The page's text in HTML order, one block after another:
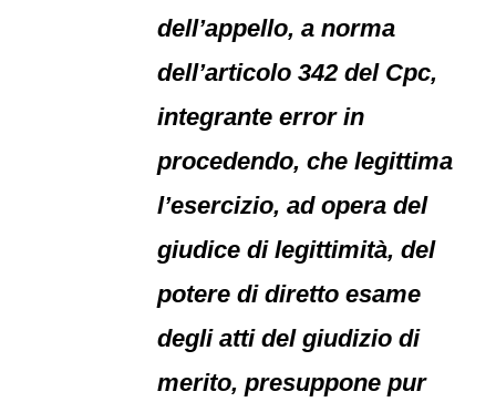
dell’appello, a norma
dell’articolo 342 del Cpc,
integrante error in
procedendo, che legittima
l’esercizio, ad opera del
giudice di legittimità, del
potere di diretto esame
degli atti del giudizio di
merito, presuppone pur